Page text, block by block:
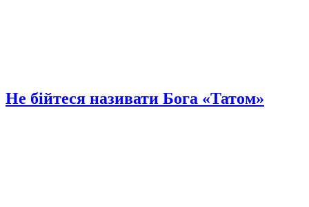
Не бійтеся називати Бога «Татом»